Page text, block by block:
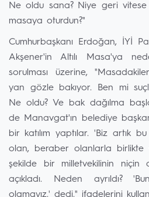
Ne oldu sana? Niye geri
masaya oturdun?"
Cumhurbaşkanı Erdoğan, İYİ
Akşener'in Altılı Masa'ya
sorulması üzerine,
yan gözle bakıyor. Ben mi
Ne oldu? Ve bak dağılma
de Manavgat'ın belediye
bir katılım yaptılar. 'Biz artık
olan, beraber olanlarla birlikte
şekilde bir milletvekilinin niçin
açıkladı. Neden ayrıldı?
olamayız.' dedi." ifadelerini